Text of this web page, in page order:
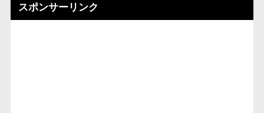
スポンサーリンク